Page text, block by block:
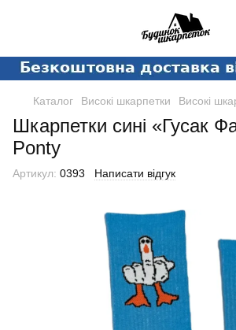
Каталог Високі шкарпетки Високі
Шкарпетки сині «Гусак
Ponty
Артикул: 0393 Написати відгук